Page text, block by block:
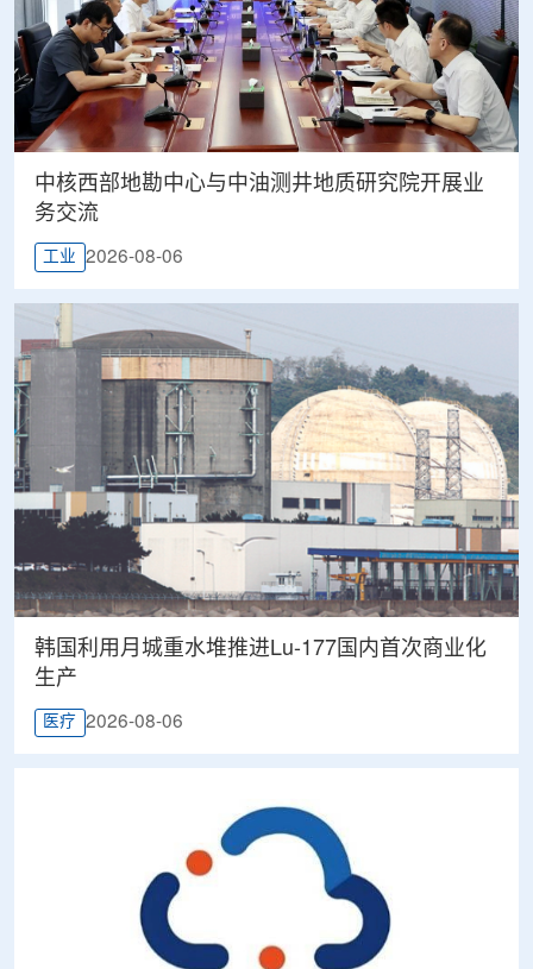
中核西部地勘中心与中油测井地质研究院开展业
务交流
工业 2026-08-06
韩国利用月城重水堆推进Lu-177国内首次商业化
生产
医疗 2026-08-06